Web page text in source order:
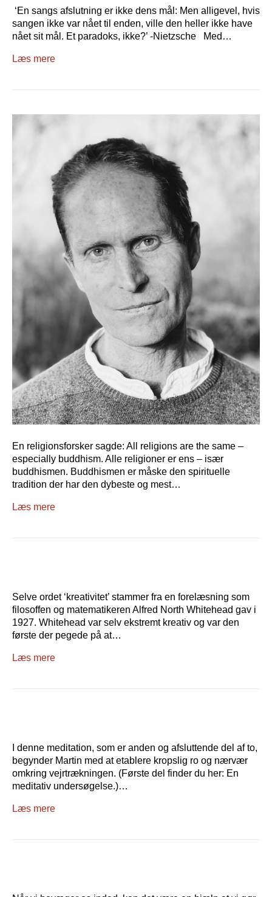
‘En sangs afslutning er ikke dens mål: Men alligevel, hvis
sangen ikke var nået til enden, ville den heller ikke have
nået sit mål. Et paradoks, ikke?’ -Nietzsche Med…
Læs mere
En religionsforsker sagde: All religions are the same –
especially buddhism. Alle religioner er ens – især
buddhismen. Buddhismen er måske den spirituelle
tradition der har den dybeste og mest…
Læs mere
Selve ordet ‘kreativitet’ stammer fra en forelæsning som
filosoffen og matematikeren Alfred North Whitehead gav i
1927. Whitehead var selv ekstremt kreativ og var den
første der pegede på at…
Læs mere
I denne meditation, som er anden og afsluttende del af to,
begynder Martin med at etablere kropslig ro og nærvær
omkring vejrtrækningen. (Første del finder du her: En
meditativ undersøgelse.)…
Læs mere